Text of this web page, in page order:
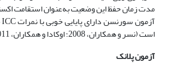
مدت زمان حفظ این وضعیت به‌عنوان استقامت
است (نسر و همکاران، 2008؛ اوکادا و همکاران، 2011).
آزمون پلانک